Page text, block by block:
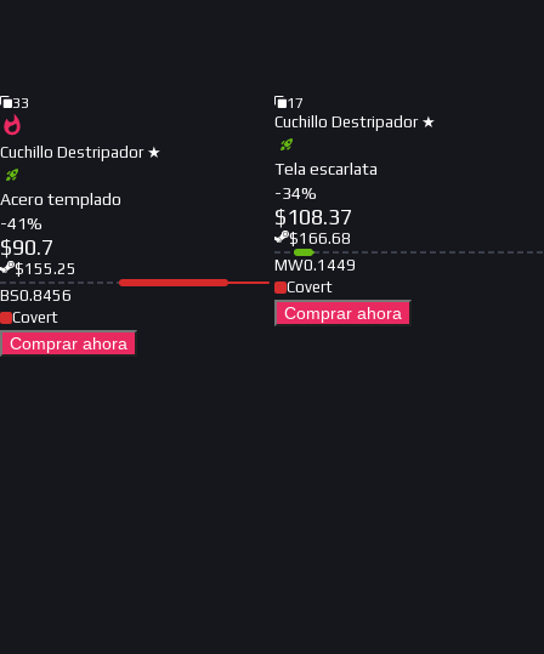
33
Cuchillo Destripador ★
Acero templado
-41%
$90.7
$155.25
BS0.8456
Covert
Comprar ahora
17
Cuchillo Destripador ★
Tela escarlata
-34%
$108.37
$166.68
MW0.1449
Covert
Comprar ahora